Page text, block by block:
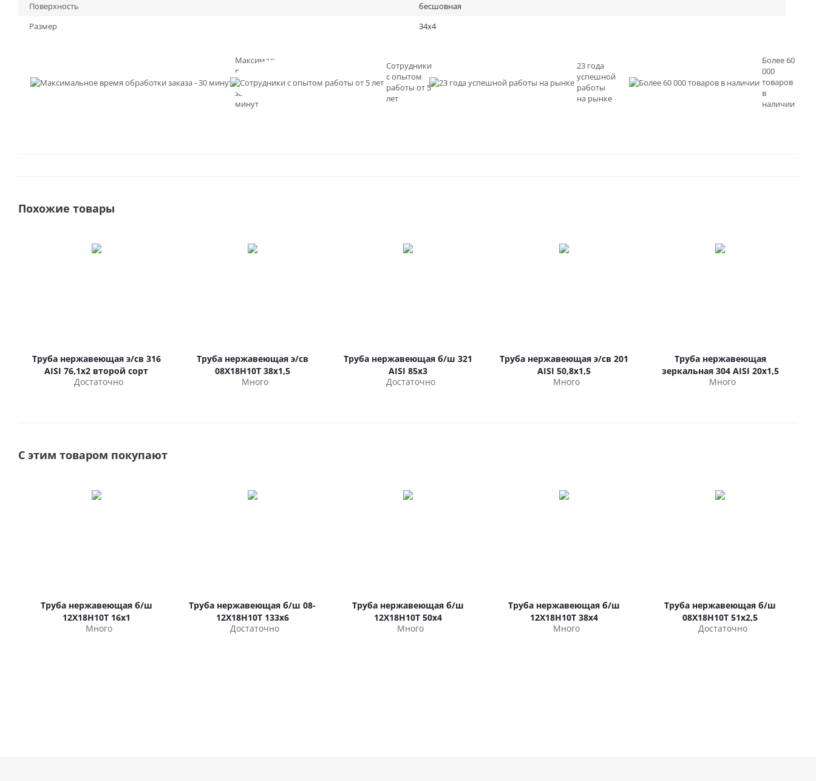
Поверхность
бесшовная
Размер
34х4
Максимальное
время
обработки
заказа - 30
минут
Сотрудники
с опытом
работы от 5
лет
23 года
успешной
работы
на рынке
Более 60
000
товаров
в
наличии
Похожие товары
Труба нержавеющая э/св 316
AISI 76,1х2 второй сорт
Достаточно
Труба нержавеющая э/св
08Х18Н10Т 38х1,5
Много
Труба нержавеющая б/ш 321
AISI 85х3
Достаточно
Труба нержавеющая э/св 201
AISI 50,8х1,5
Много
Труба нержавеющая
зеркальная 304 AISI 20х1,5
Много
С этим товаром покупают
Труба нержавеющая б/ш
12Х18Н10Т 16х1
Много
Труба нержавеющая б/ш 08-
12Х18Н10Т 133х6
Достаточно
Труба нержавеющая б/ш
12Х18Н10Т 50х4
Много
Труба нержавеющая б/ш
12Х18Н10Т 38х4
Много
Труба нержавеющая б/ш
08Х18Н10Т 51х2,5
Достаточно